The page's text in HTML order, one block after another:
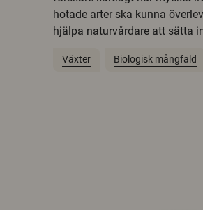
hotade arter ska kunna
hjälpa naturvårdare att sätta
Växter Biologisk mångfald